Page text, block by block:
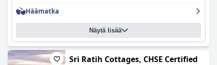
Häämatka
Näytä lisää
Sri Ratih Cottages, CHSE Certified